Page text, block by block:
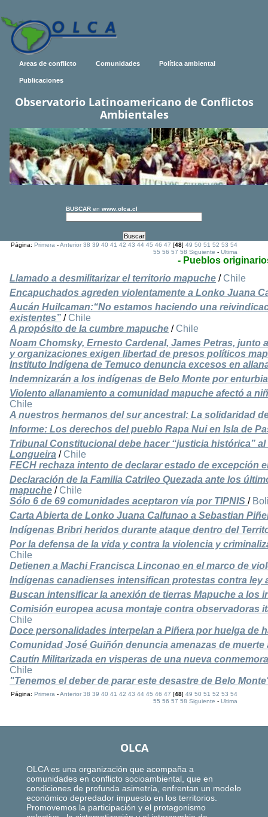
Areas de conflicto Comunidades Política ambiental
Publicaciones
Observatorio Latinoamericano de Conflictos
Ambientales
BUSCAR en www.olca.cl
Página:Primera -Anterior 38 39 40 41 42 43 44 45 46 47 [48]49 50 51 52 53 54
55 56 57 58 Siguiente -Ultima
- Pueblos
Llamado a desmilitarizar el territorio mapuche / Chile
Encapuchados agreden violentamente a Lonko Juana
Aucán Huilcaman:“No estamos haciendo una
existentes” / Chile
A propósito de la cumbre mapuche / Chile
Noam Chomsky, Ernesto Cardenal, James Petras, junto
y organizaciones exigen libertad de presos políticos
Instituto Indígena de Temuco denuncia excesos en
Indemnizarán a los indígenas de Belo Monte por
Violento allanamiento a comunidad mapuche afectó a
Chile
A nuestros hermanos del sur ancestral: La solidaridad
Informe: Los derechos del pueblo Rapa Nui en Isla de
Tribunal Constitucional debe hacer “justicia histórica”
Longueira / Chile
FECH rechaza intento de declarar estado de excepción
Declaración de la Familia Catrileo Quezada ante los
mapuche / Chile
Sólo 6 de 69 comunidades aceptaron vía por TIPNIS /
Carta Abierta de Lonko Juana Calfunao a Sebastian
Indígenas Bribri heridos durante ataque dentro del
Por la defensa de la vida y contra la violencia y
Chile
Detienen a Machi Francisca Linconao en el marco de
Indígenas canadienses intensifican protestas contra ley
Buscan intensificar la anexión de tierras Mapuche a los
Comisión europea acusa montaje contra observadoras
Chile
Doce personalidades interpelan a Piñera por huelga de
Comunidad José Guiñón denuncia amenazas de
Cautín Militarizada en visperas de una nueva
Chile
"Tenemos el deber de parar este desastre de Belo
Página:Primera -Anterior 38 39 40 41 42 43 44 45 46 47 [48]49 50 51 52 53 54
55 56 57 58 Siguiente -Ultima
OLCA
OLCA es una organización que acompaña a
comunidades en conflicto socioambiental, que en
condiciones de profunda asimetría, enfrentan un modelo
económico depredador impuesto en los territorios.
Promovemos la participación y el protagonismo